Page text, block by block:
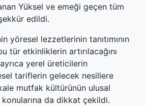
Yüksel ve emeği geçen tüm
edildi.
yöresel lezzetlerinin tanıtımının
tür etkinliklerin artırılacağını
yerel üreticilerin
tariflerin gelecek nesillere
mutfak kültürünün ulusal
konularına da dikkat çekildi.